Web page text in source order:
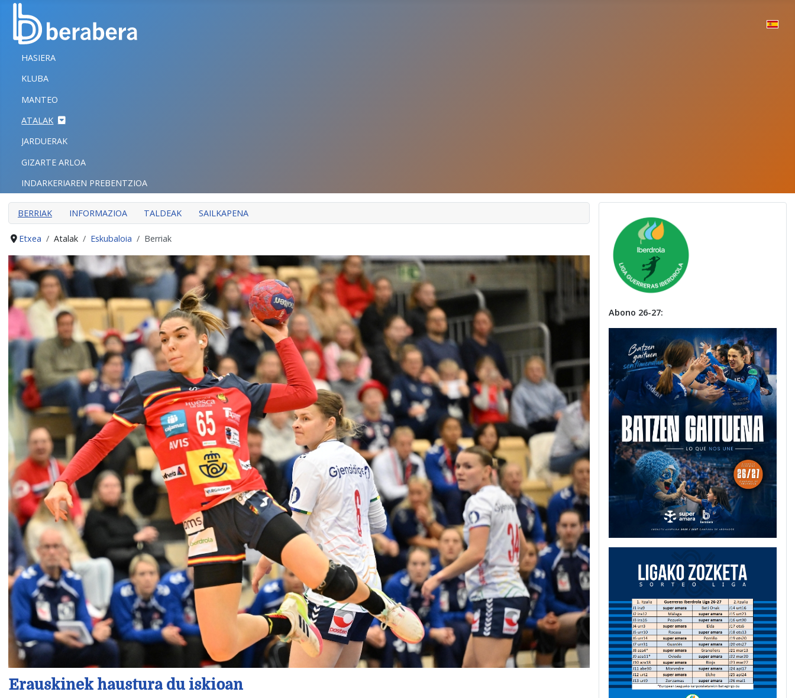
ITXI
HASIERA
KLUBA
MANTEO
ATALAK
JARDUERAK
GIZARTE ARLOA
INDARKERIAREN PREBENTZIOA
HASIERA
KLUBA
MANTEO
ATALAK
JARDUERAK
GIZARTE ARLOA
INDARKERIAREN PREBENTZIOA
BERRIAK INFORMAZIOA TALDEAK SAILKAPENA
Etxea Atalak Eskubaloia Berriak
Erauskinek haustura du iskioan
Abono 26-27: